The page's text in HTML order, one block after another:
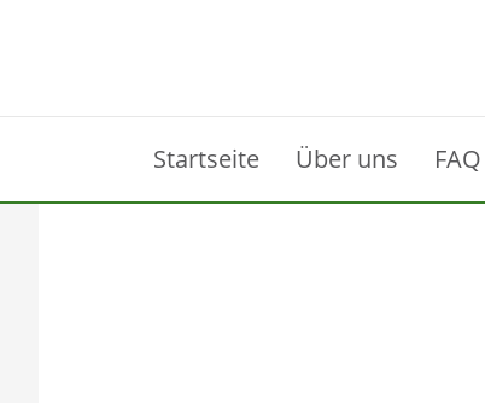
Startseite Über uns FAQ